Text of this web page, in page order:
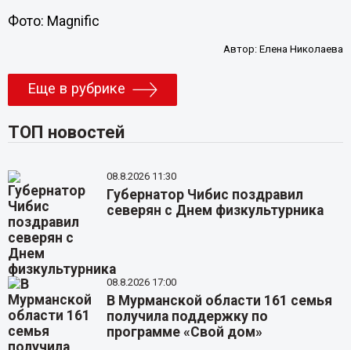
Фото: Magnific
Автор:Елена Николаева
Еще в рубрике
ТОП новостей
08.8.2026 11:30
Губернатор Чибис поздравил
северян с Днем физкультурника
08.8.2026 17:00
В Мурманской области 161 семья
получила поддержку по
программе «Свой дом»